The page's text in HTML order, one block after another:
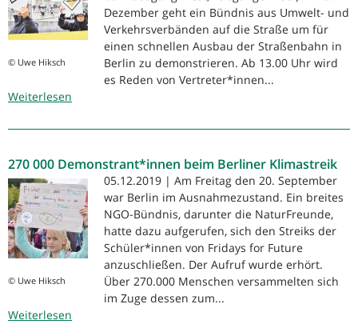
© Uwe Hiksch
Dezember geht ein Bündnis aus Umwelt- und
Verkehrsverbänden auf die Straße um für
einen schnellen Ausbau der Straßenbahn in
Berlin zu demonstrieren. Ab 13.00 Uhr wird
es Reden von Vertreter*innen...
Weiterlesen
zur
und
Kundgebung:
Schienen
auf
die
Straße!
Straßenbahn
270 000 Demonstrant*innen beim Berliner Klimastreik
© Uwe Hiksch
05.12.2019 | Am Freitag den 20. September
war Berlin im Ausnahmezustand. Ein breites
NGO-Bündnis, darunter die NaturFreunde,
hatte dazu aufgerufen, sich den Streiks der
Schüler*innen von Fridays for Future
anzuschließen. Der Aufruf wurde erhört.
Über 270.000 Menschen versammelten sich
im Zuge dessen zum...
Weiterlesen